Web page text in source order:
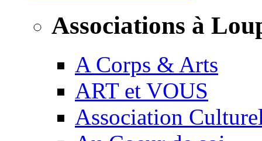
Associations à
A Corps & Arts
ART et VOUS
Association